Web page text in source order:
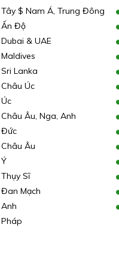
$ Nam Á, Trung Đông
Độ
& UAE
Lanka
Úc
Âu, Nga, Anh
Âu
Sĩ
Mạch